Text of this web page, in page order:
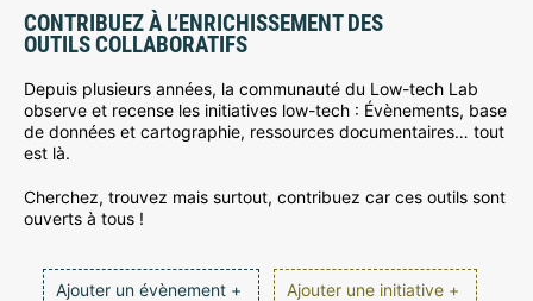
CONTRIBUEZ À L’ENRICHISSEMENT DES
OUTILS COLLABORATIFS
Depuis plusieurs années, la communauté du Low-tech Lab
observe et recense les initiatives low-tech : Évènements, base
de données et cartographie, ressources documentaires… tout
est là.
Cherchez, trouvez mais surtout, contribuez car ces outils sont
ouverts à tous !
Ajouter un évènement + Ajouter une initiative +